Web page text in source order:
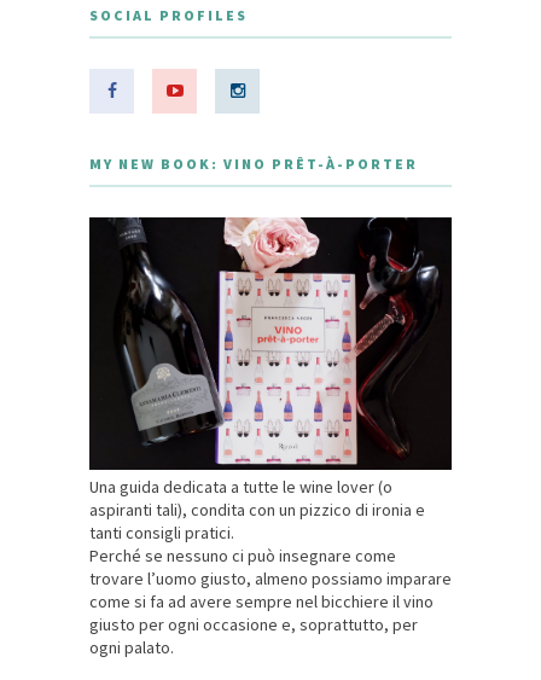
SOCIAL PROFILES
MY NEW BOOK: VINO PRÊT-À-PORTER
Una guida dedicata a tutte le wine lover (o
aspiranti tali), condita con un pizzico di ironia e
tanti consigli pratici.
Perché se nessuno ci può insegnare come
trovare l’uomo giusto, almeno possiamo imparare
come si fa ad avere sempre nel bicchiere il vino
giusto per ogni occasione e, soprattutto, per
ogni palato.